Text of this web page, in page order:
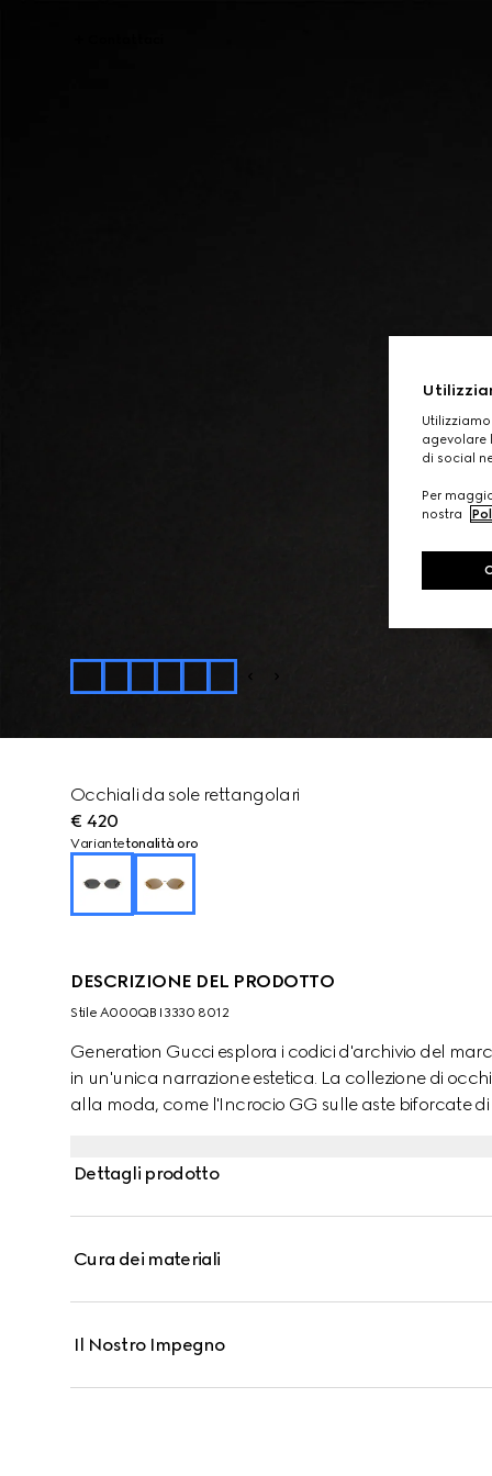
Occhiali da sole rettangolari
€ 420
Variantetonalità oro
DESCRIZIONE DEL PRODOTTO
Stile ‎A000QB I3330 8012
Generation Gucci esplora i codici d'archivio del
in un'unica narrazione estetica. La collezione di
alla moda, come l'Incrocio GG sulle aste biforcate di
Dettagli prodotto
Cura dei materiali
Il Nostro Impegno
agevolare
di social
Per
nostra